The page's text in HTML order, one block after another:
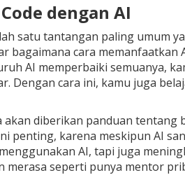
dengan AI
satu tantangan paling umum
bagaimana cara
AI memperbaiki semuanya,
Dengan cara ini, kamu juga
diberikan panduan tentang
penting, karena meskipun AI
AI, tapi juga
merasa seperti punya mentor